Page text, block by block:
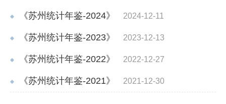
《苏州统计年鉴-2024》 2024-12-11
《苏州统计年鉴-2023》 2023-12-13
《苏州统计年鉴-2022》 2022-12-27
《苏州统计年鉴-2021》 2021-12-30